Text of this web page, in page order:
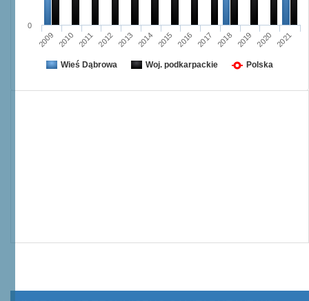
2009 2010 2011 2012 2013 2014 2015 2016 2017 2018 2019 2020 2021
0
Wieś Dąbrowa Woj. podkarpackie Polska